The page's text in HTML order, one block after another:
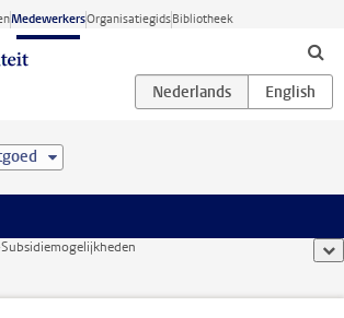
MedewerkersOrganisatiegidsBibliotheek
Subsidiemogelijkheden